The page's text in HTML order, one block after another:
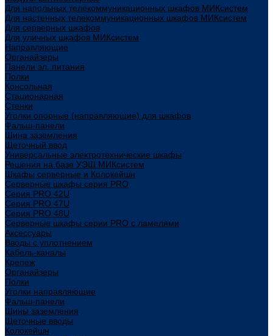
Для напольных телекоммуникационных шкафов МИКсистем
Для настенных телекоммуникационных шкафов МИКсистем
Для серверных шкафов
Для уличных шкафов МИКсистем
Направляющие
Органайзеры
Панели эл. питания
Полки
Консольная
Стационарная
Стенки
Уголки опорные (направляющие) для шкафов
Фальш-панели
Шина заземления
Щеточный ввод
Универсальные электротехнические шкафы
Решения на базе УЭШ МИКсистем
Шкафы серверные и Колокейшн
Серверные шкафы серия PRO
Серия PRO 42U
Серия PRO 47U
Серия PRO 48U
Серверные шкафы серии PRO с ламелями
Аксессуары
Вводы с уплотнением
Кабель-каналы
Крепеж
Органайзеры
Полки
Уголки направляющие
Фальш-панели
Шины заземления
Щеточные вводы
Колокейшн